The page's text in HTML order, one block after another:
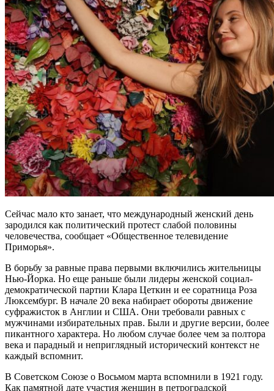
Сейчас мало кто занает, что международный женский день
зародился как политический протест слабой половины
человечества, сообщает «Общественное телевидение
Приморья».
В борьбу за равные права первыми включились жительницы
Нью-Йорка. Но еще раньше были лидеры женской социал-
демократической партии Клара Цеткин и ее соратница Роза
Люксембург. В начале 20 века набирает обороты движение
суфражисток в Англии и США. Они требовали равных с
мужчинами избирательных прав. Были и другие версии, более
пикантного характера. Но любом случае более чем за полтора
века и парадный и неприглядный исторический контекст не
каждый вспомнит.
В Советском Союзе о Восьмом марта вспомнили в 1921 году.
Как памятной дате участия женщин в петроградской